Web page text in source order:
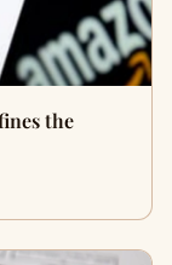
the